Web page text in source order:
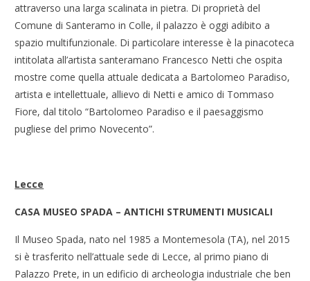
attraverso una larga scalinata in pietra. Di proprietà del
Comune di Santeramo in Colle, il palazzo è oggi adibito a
spazio multifunzionale. Di particolare interesse è la pinacoteca
intitolata all’artista santeramano Francesco Netti che ospita
mostre come quella attuale dedicata a Bartolomeo Paradiso,
artista e intellettuale, allievo di Netti e amico di Tommaso
Fiore, dal titolo “Bartolomeo Paradiso e il paesaggismo
pugliese del primo Novecento”.
Lecce
CASA MUSEO SPADA – ANTICHI STRUMENTI MUSICALI
Il Museo Spada, nato nel 1985 a Montemesola (TA), nel 2015
si è trasferito nell’attuale sede di Lecce, al primo piano di
Palazzo Prete, in un edificio di archeologia industriale che ben